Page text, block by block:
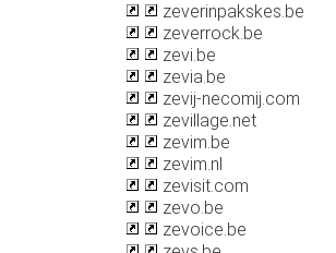
zeverinpakskes.be
zeverrock.be
zevi.be
zevia.be
zevij-necomij.com
zevillage.net
zevim.be
zevim.nl
zevisit.com
zevo.be
zevoice.be